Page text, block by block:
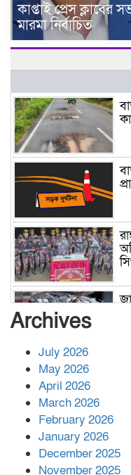
কাপ্তাই প্রেস
মারমা নির্বাচিত
Archives
July 2026
May 2026
April 2026
March 2026
February 2026
January 2026
December 2025
November 2025